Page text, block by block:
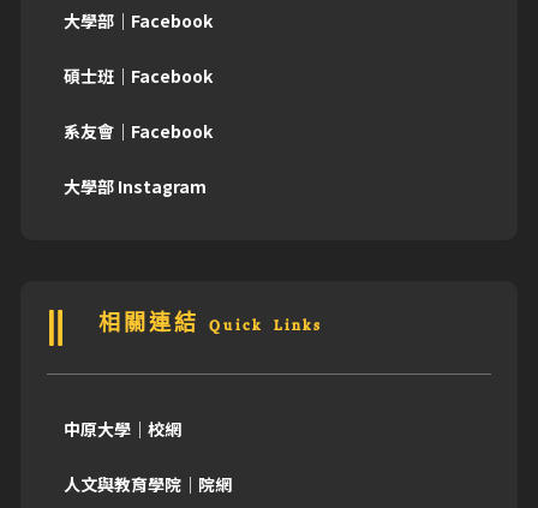
大學部｜Facebook
碩士班｜Facebook
系友會｜Facebook
大學部 Instagram
相關連結 Quick Links
中原大學｜校網
人文與教育學院｜院網